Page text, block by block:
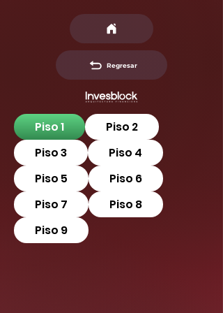
Regresar
Piso 1
Piso 2
Piso 3
Piso 4
Piso 5
Piso 6
Piso 7
Piso 8
Piso 9